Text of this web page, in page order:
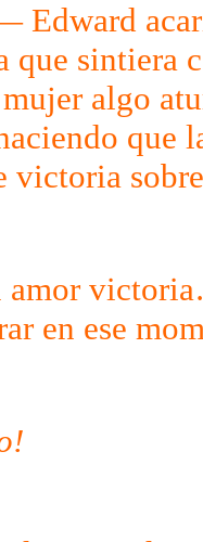
que sintiera
algo
que
victoria
en ese